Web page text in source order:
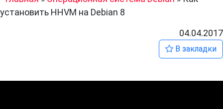
установить HHVM на Debian 8
04.04.2017
В закладки